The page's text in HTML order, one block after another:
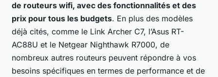
de routeurs wifi, avec des fonctionnalités et des
prix pour tous les budgets. En plus des modèles
déjà cités, comme le Link Archer C7, l’Asus RT-
AC88U et le Netgear Nighthawk R7000, de
nombreux autres routeurs peuvent répondre à vos
besoins spécifiques en termes de performance et de